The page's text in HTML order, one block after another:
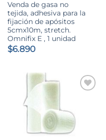
Venda de gasa no
tejida, adhesiva para la
fijación de apósitos
5cmx10m, stretch.
Omnifix E , 1 unidad
$6.890